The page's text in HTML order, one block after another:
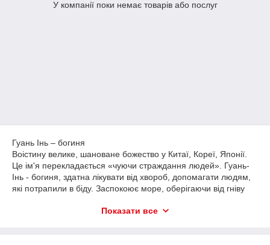
У компанії поки немає товарів або послуг
Гуань Інь – богиня
Воістину велике, шановане божество у Китаї, Кореї, Японії.
Це ім'я перекладається «чуючи страждання людей». Гуань-
Інь - богиня, здатна лікувати від хвороб, допомагати людям,
які потрапили в біду. Заспокоює море, оберігаючи від гніву
дітям. Щоб покликати по допомогу, треба статуетку Гуань Інь
Показати все